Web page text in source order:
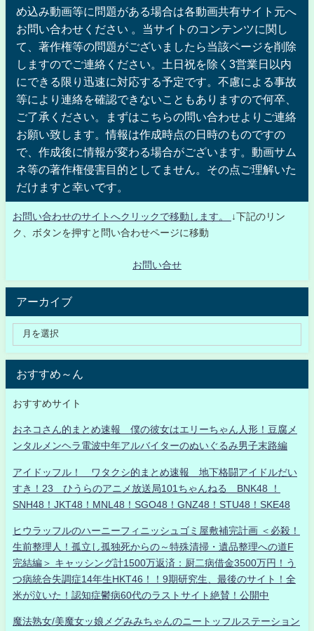
め込み動画等に問題がある場合は各動画共有サイト元へ
お問い合わせください 。当サイトのコンテンツに関し
て、著作権等の問題がございましたら当該ページを削除
しますのでご連絡ください。土日祝を除く3営業日以内
にできる限り迅速に対応する予定です。不慮による事故
等により連絡を確認できないこともありますので何卒、
ご了承ください。まずはこちらの問い合わせよりご連絡
お願い致します。情報は作成時点の日時のものですの
で、作成後に情報が変わる場合がございます。動画サム
ネ等の著作権侵害目的としてません。その点ご理解いた
だけますと幸いです。
お問い合わせのサイトへクリックで移動します。
↓下記のリン
ク、ボタンを押すと問い合わせページに移動
お問い合せ
アーカイブ
おすすめ～ん
おすすめサイト
おネコさん的まとめ速報 僕の彼女はエリーちゃん人形！豆腐メ
ンタルメンヘラ電波中年アルバイターのぬいぐるみ男子末路編
アイドッフル！ ワタクシ的まとめ速報 地下格闘アイドルだい
すき！23 ひうらのアニメ放送局101ちゃんねる BNK48 ！
SNH48！JKT48！MNL48！SGO48！GNZ48！STU48！SKE48
ヒウラッフルのハーニーフィニッシュゴミ屋敷補完計画 ＜必殺！
生前整理人！孤立し孤独死からの～特殊清掃・遺品整理への道F
完結編＞ キャッシング計1500万返済：厨二病借金3500万円！う
つ病統合失調症14年生HKT46！！9期研究生、最後のサイト！全
米が泣いた！認知症鬱病60代のラストサイト絶賛！公開中
魔法熟女/美魔女ッ娘メグみみちゃんのニートッフルステーション